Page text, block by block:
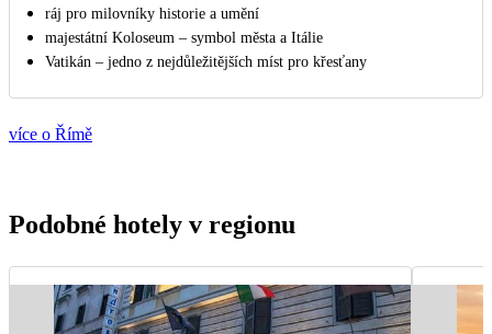
ráj pro milovníky historie a umění
majestátní Koloseum – symbol města a Itálie
Vatikán – jedno z nejdůležitějších míst pro křesťany
více o Římě
Podobné hotely v regionu